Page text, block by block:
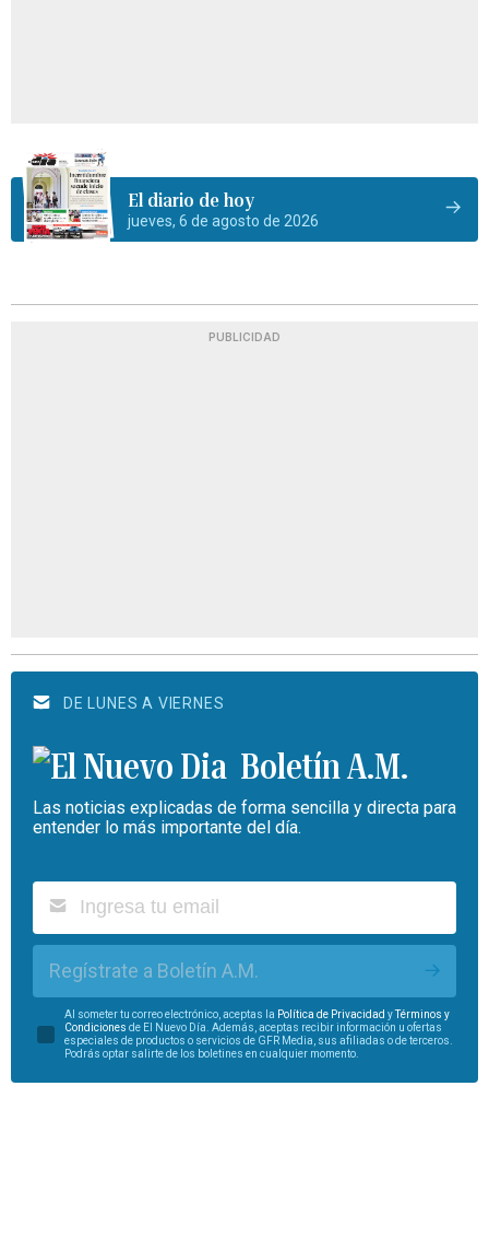
El diario de hoy
jueves, 6 de agosto de 2026
PUBLICIDAD
DE LUNES A VIERNES
Boletín A.M.
Las noticias explicadas de forma sencilla y directa para
entender lo más importante del día.
Regístrate a Boletín A.M.
Al someter tu correo electrónico, aceptas la Política de Privacidad yTérminos y
Condiciones de El Nuevo Día. Además, aceptas recibir información u ofertas
especiales de productos o servicios de GFR Media, sus afiliadas o de terceros.
Podrás optar salirte de los boletines en cualquier momento.